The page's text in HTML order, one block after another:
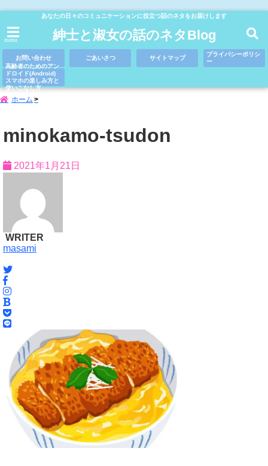
あなたの日々のコミュニケーションに役立つ話のネタをお届けします
menu 紳士と淑女の話のネタBlog
お問い合わせ ごあいさつ サイトマップ
プライバシーポリシ
ー
高齢者のためのアン
ドロイド(Android)
スマホの楽しみ方と
使いこなし方
ホーム
minokamo-tsudon
2021年1月21日
WRITER
masami